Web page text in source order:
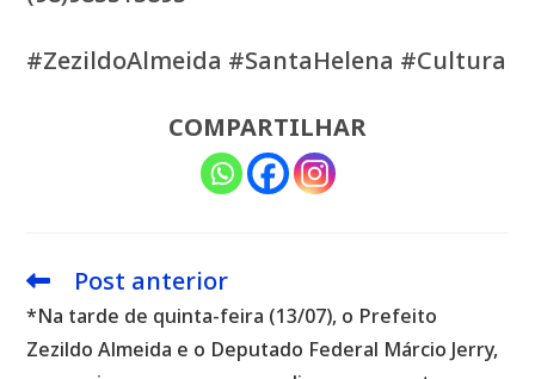
#ZezildoAlmeida #SantaHelena #Cultura
COMPARTILHAR
Leia
artigos
Post anterior
*Na tarde de quinta-feira (13/07), o Prefeito
Zezildo Almeida e o Deputado Federal Márcio Jerry,